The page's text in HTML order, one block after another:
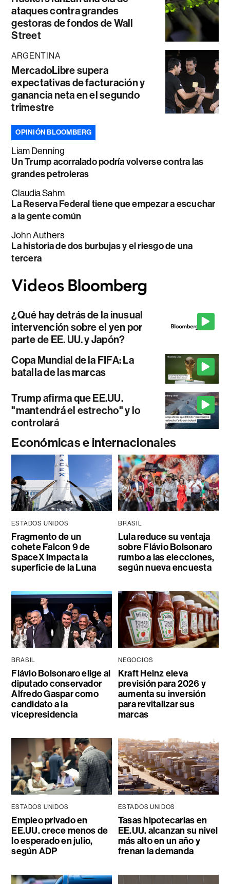
ataques contra grandes
gestoras de fondos de Wall
Street
ARGENTINA
MercadoLibre supera
expectativas de facturación y
ganancia neta en el segundo
trimestre
OPINIÓN BLOOMBERG
Liam Denning
Un Trump acorralado podría volverse contra las
grandes petroleras
Claudia Sahm
La Reserva Federal tiene que empezar a escuchar
a la gente común
John Authers
La historia de dos burbujas y el riesgo de una
tercera
¿Qué hay detrás de la inusual
intervención sobre el yen por
parte de EE. UU. y Japón?
Copa Mundial de la FIFA: La
batalla de las marcas
Trump afirma que EE.UU.
"mantendrá el estrecho" y lo
controlará
Económicas e internacionales
ESTADOS UNIDOS
Fragmento de un
cohete Falcon 9 de
SpaceX impacta la
superficie de la Luna
BRASIL
Lula reduce su ventaja
sobre Flávio Bolsonaro
rumbo a las elecciones,
según nueva encuesta
BRASIL
Flávio Bolsonaro elige al
diputado conservador
Alfredo Gaspar como
candidato a la
vicepresidencia
NEGOCIOS
Kraft Heinz eleva
previsión para 2026 y
aumenta su inversión
para revitalizar sus
marcas
ESTADOS UNIDOS
Empleo privado en
EE.UU. crece menos de
lo esperado en julio,
según ADP
ESTADOS UNIDOS
Tasas hipotecarias en
EE.UU. alcanzan su nivel
más alto en un año y
frenan la demanda